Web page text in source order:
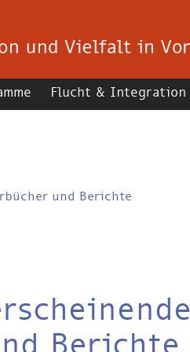
Flucht & Integration
und Berichte